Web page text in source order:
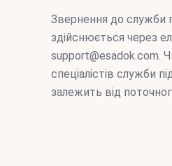
Звернення до служби
здійснюється через
support@esadok.com.
спеціалістів служби
залежить від